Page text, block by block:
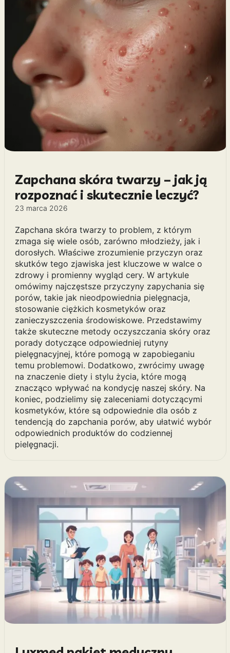
Zapchana skóra twarzy – jak ją
rozpoznać i skutecznie leczyć?
23 marca 2026
Zapchana skóra twarzy to problem, z którym
zmaga się wiele osób, zarówno młodzieży, jak i
dorosłych. Właściwe zrozumienie przyczyn oraz
skutków tego zjawiska jest kluczowe w walce o
zdrowy i promienny wygląd cery. W artykule
omówimy najczęstsze przyczyny zapychania się
porów, takie jak nieodpowiednia pielęgnacja,
stosowanie ciężkich kosmetyków oraz
zanieczyszczenia środowiskowe. Przedstawimy
także skuteczne metody oczyszczania skóry oraz
porady dotyczące odpowiedniej rutyny
pielęgnacyjnej, które pomogą w zapobieganiu
temu problemowi. Dodatkowo, zwrócimy uwagę
na znaczenie diety i stylu życia, które mogą
znacząco wpływać na kondycję naszej skóry. Na
koniec, podzielimy się zaleceniami dotyczącymi
kosmetyków, które są odpowiednie dla osób z
tendencją do zapchania porów, aby ułatwić wybór
odpowiednich produktów do codziennej
pielęgnacji.